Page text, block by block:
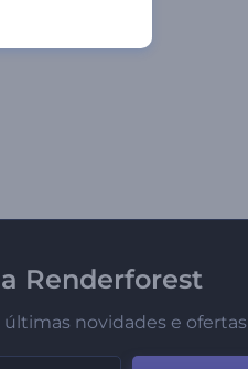
Renderforest
novidades e ofertas